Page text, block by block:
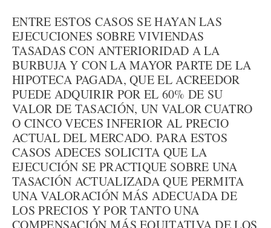
ENTRE ESTOS CASOS SE HAYAN LAS
EJECUCIONES SOBRE VIVIENDAS
TASADAS CON ANTERIORIDAD A LA
BURBUJA Y CON LA MAYOR PARTE DE LA
HIPOTECA PAGADA, QUE EL ACREEDOR
PUEDE ADQUIRIR POR EL 60% DE SU
VALOR DE TASACIÓN, UN VALOR CUATRO
O CINCO VECES INFERIOR AL PRECIO
ACTUAL DEL MERCADO. PARA ESTOS
CASOS ADECES SOLICITA QUE LA
EJECUCIÓN SE PRACTIQUE SOBRE UNA
TASACIÓN ACTUALIZADA QUE PERMITA
UNA VALORACIÓN MÁS ADECUADA DE
LOS PRECIOS Y POR TANTO UNA
COMPENSACIÓN MÁS EQUITATIVA DE LOS